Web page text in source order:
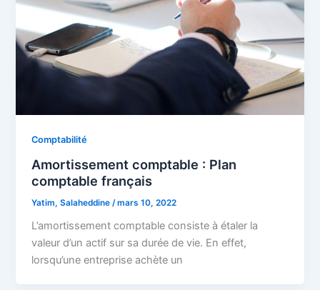
Comptabilité
Amortissement comptable : Plan
comptable français
Yatim, Salaheddine /mars 10, 2022
L’amortissement comptable consiste à étaler la
valeur d’un actif sur sa durée de vie. En effet,
lorsqu’une entreprise achète un